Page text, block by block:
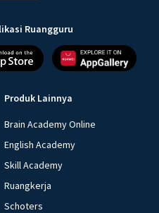
Ruangguru
Produk Lainnya
Brain Academy Online
English Academy
Skill Academy
Ruangkerja
Schoters